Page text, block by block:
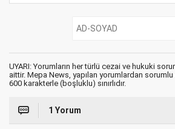
UYARI: Yorumların her türlü cezai ve hukuki
aittir. Mepa News, yapılan yorumlardan
600 karakterle (boşluklu) sınırlıdır.
1 Yorum